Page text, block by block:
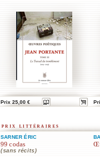
Prix 25,00 €
prix littéraires
SARNER ÉRIC
99 codas
(sans récits)